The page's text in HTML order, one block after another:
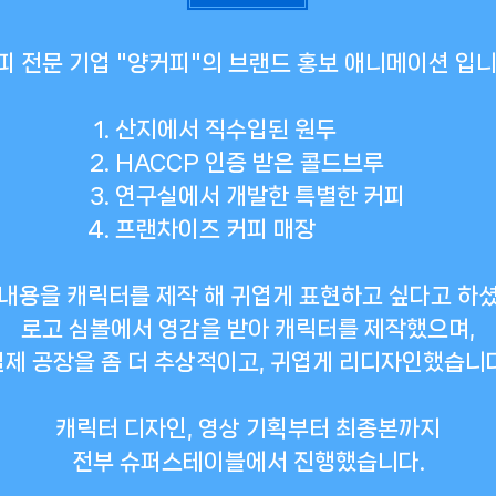
전문 기업 "양커피"의 브랜드 홍보 애니메이션 입
산지에서 직수입된 원두
HACCP 인증 받은 콜드브루
연구실에서 개발한 특별한 커피
프랜차이즈 커피 매장
용을 캐릭터를 제작 해 귀엽게 표현하고 싶다고 하
로고 심볼에서 영감을 받아 캐릭터를 제작했으며,
제 공장을 좀 더 추상적이고, 귀엽게 리디자인했습니
캐릭터 디자인, 영상 기획부터 최종본까지
전부 슈퍼스테이블에서 진행했습니다.